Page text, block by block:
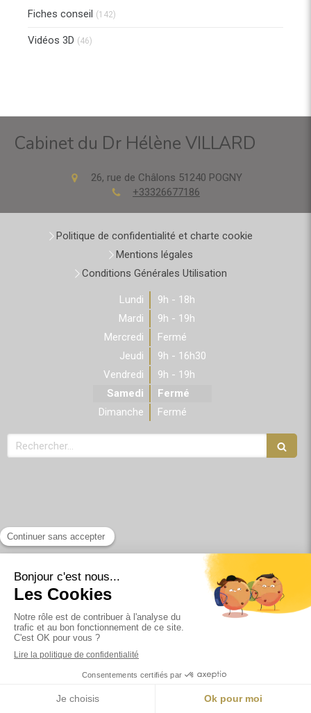
Fiches conseil (142)
Vidéos 3D (46)
Cabinet du Dr Hélène VILLARD
26, rue de Châlons 51240 POGNY
+33326677186
Politique de confidentialité et charte cookie
Mentions légales
Conditions Générales Utilisation
Lundi
9h - 18h
Mardi
9h - 19h
Mercredi
Fermé
Jeudi
9h - 16h30
Vendredi
9h - 19h
Samedi
Fermé
Dimanche
Fermé
Rechercher
Création par